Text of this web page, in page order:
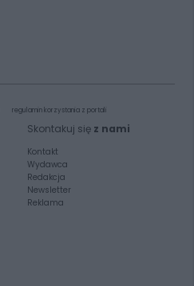
regulamin korzystania z portali
Skontakuj się z nami
Kontakt
Wydawca
Redakcja
Newsletter
Reklama